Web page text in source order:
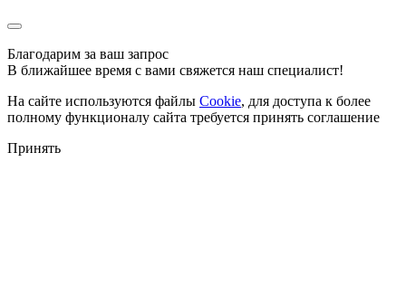
Благодарим за ваш запрос
В ближайшее время с вами свяжется наш специалист!
На сайте используются файлы Cookie, для доступа к более
полному функционалу сайта требуется принять соглашение
Принять